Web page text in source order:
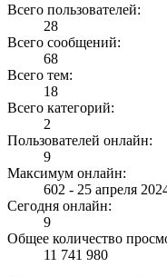
Всего пользователей:
28
Всего сообщений:
68
Всего тем:
18
Всего категорий:
2
Пользователей онлайн:
9
Максимум онлайн:
602 - 25 апреля
Сегодня онлайн:
9
Общее количество
11 741 980